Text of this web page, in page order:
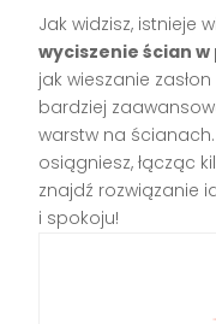
Jak widzisz, istnieje
wyciszenie ścian w
jak wieszanie
bardziej
warstw na
osiągniesz, łącząc
znajdź rozwiązanie
i spokoju!